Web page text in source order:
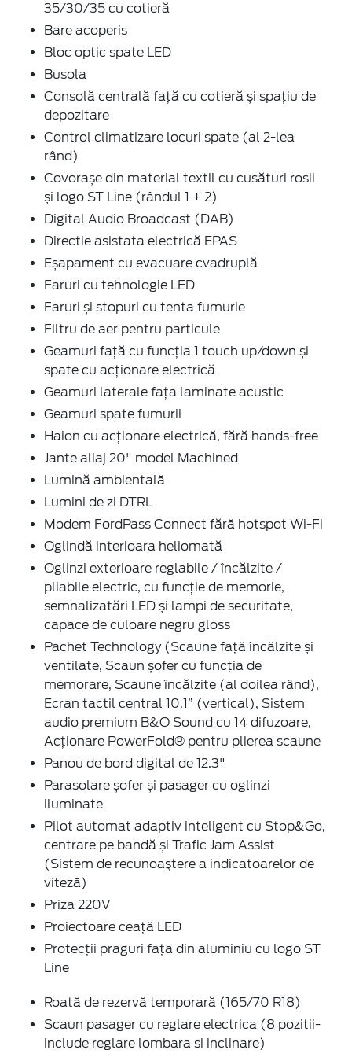
35/30/35 cu cotieră
Bare acoperis
Bloc optic spate LED
Busola
Consolă centrală față cu cotieră și spaţiu de
depozitare
Control climatizare locuri spate (al 2-lea
rând)
Covorașe din material textil cu cusături rosii
și logo ST Line (rândul 1 + 2)
Digital Audio Broadcast (DAB)
Directie asistata electrică EPAS
Eșapament cu evacuare cvadruplă
Faruri cu tehnologie LED
Faruri și stopuri cu tenta fumurie
Filtru de aer pentru particule
Geamuri față cu funcţia 1 touch up/down și
spate cu acţionare electrică
Geamuri laterale faţa laminate acustic
Geamuri spate fumurii
Haion cu acționare electrică, fără hands-free
Jante aliaj 20" model Machined
Lumină ambientală
Lumini de zi DTRL
Modem FordPass Connect fără hotspot Wi-Fi
Oglindă interioara heliomată
Oglinzi exterioare reglabile / încălzite /
pliabile electric, cu funcţie de memorie,
semnalizatări LED și lampi de securitate,
capace de culoare negru gloss
Pachet Technology (Scaune față încălzite și
ventilate, Scaun șofer cu funcţia de
memorare, Scaune încălzite (al doilea rând),
Ecran tactil central 10.1” (vertical), Sistem
audio premium B&O Sound cu 14 difuzoare,
Acționare PowerFold® pentru plierea scaune
Panou de bord digital de 12.3"
Parasolare șofer și pasager cu oglinzi
iluminate
Pilot automat adaptiv inteligent cu Stop&Go,
centrare pe bandă și Trafic Jam Assist
(Sistem de recunoaştere a indicatoarelor de
viteză)
Priza 220V
Proiectoare ceaţă LED
Protecţii praguri faţa din aluminiu cu logo ST
Line
Roată de rezervă temporară (165/70 R18)
Scaun pasager cu reglare electrica (8 pozitii-
include reglare lombara si inclinare)